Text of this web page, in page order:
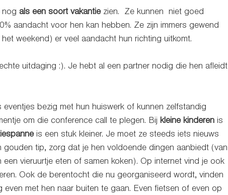
nog als een soort vakantie zien.  Ze kunnen  niet goed
aandacht voor hen kan hebben. Ze zijn immers gewend
weekend) er veel aandacht hun richting uitkomt.
uitdaging :). Je hebt al een partner nodig die hen afleidt
bezig met hun huiswerk of kunnen zelfstandig
om die conference call te plegen. Bij kleine kinderen is
is een stuk kleiner. Je moet ze steeds iets nieuws
gouden tip, zorg dat je hen voldoende dingen aanbiedt (van
vieruurtje eten of samen koken). Op internet vind je ook
Ook de berentocht die nu georganiseerd wordt, vinden
met hen naar buiten te gaan. Even fietsen of even op